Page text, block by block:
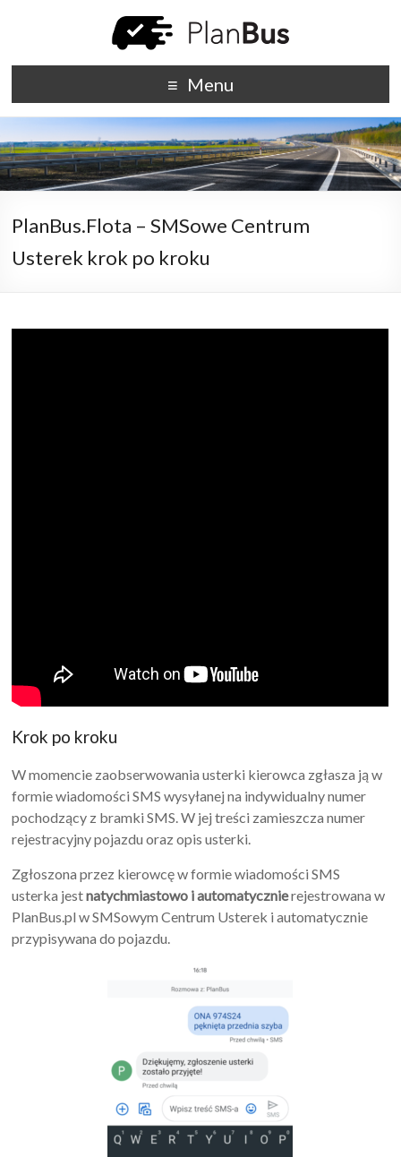
Menu
PlanBus.Flota – SMSowe Centrum
Usterek krok po kroku
Krok po kroku
W momencie zaobserwowania usterki kierowca zgłasza ją w
formie wiadomości SMS wysyłanej na indywidualny numer
pochodzący z bramki SMS. W jej treści zamieszcza numer
rejestracyjny pojazdu oraz opis usterki.
Zgłoszona przez kierowcę w formie wiadomości SMS
usterka jestnatychmiastowo i automatycznierejestrowana w
PlanBus.pl w SMSowym Centrum Usterek i automatycznie
przypisywana do pojazdu.